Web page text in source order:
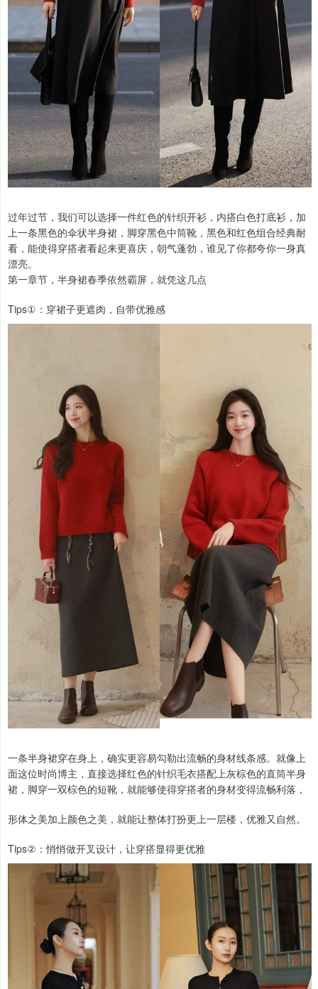
过年过节，我们可以选择一件红色的针织开衫，内搭白色打底衫，加
上一条黑色的伞状半身裙，脚穿黑色中筒靴，黑色和红色组合经典耐
看，能使得穿搭者看起来更喜庆，朝气蓬勃，谁见了你都夸你一身真
漂亮。
第一章节，半身裙春季依然霸屏，就凭这几点
Tips①：穿裙子更遮肉，自带优雅感
一条半身裙穿在身上，确实更容易勾勒出流畅的身材线条感。就像上
面这位时尚博主，直接选择红色的针织毛衣搭配上灰棕色的直筒半身
裙，脚穿一双棕色的短靴，就能够使得穿搭者的身材变得流畅利落，
形体之美加上颜色之美，就能让整体打扮更上一层楼，优雅又自然。
Tips②：悄悄做开叉设计，让穿搭显得更优雅